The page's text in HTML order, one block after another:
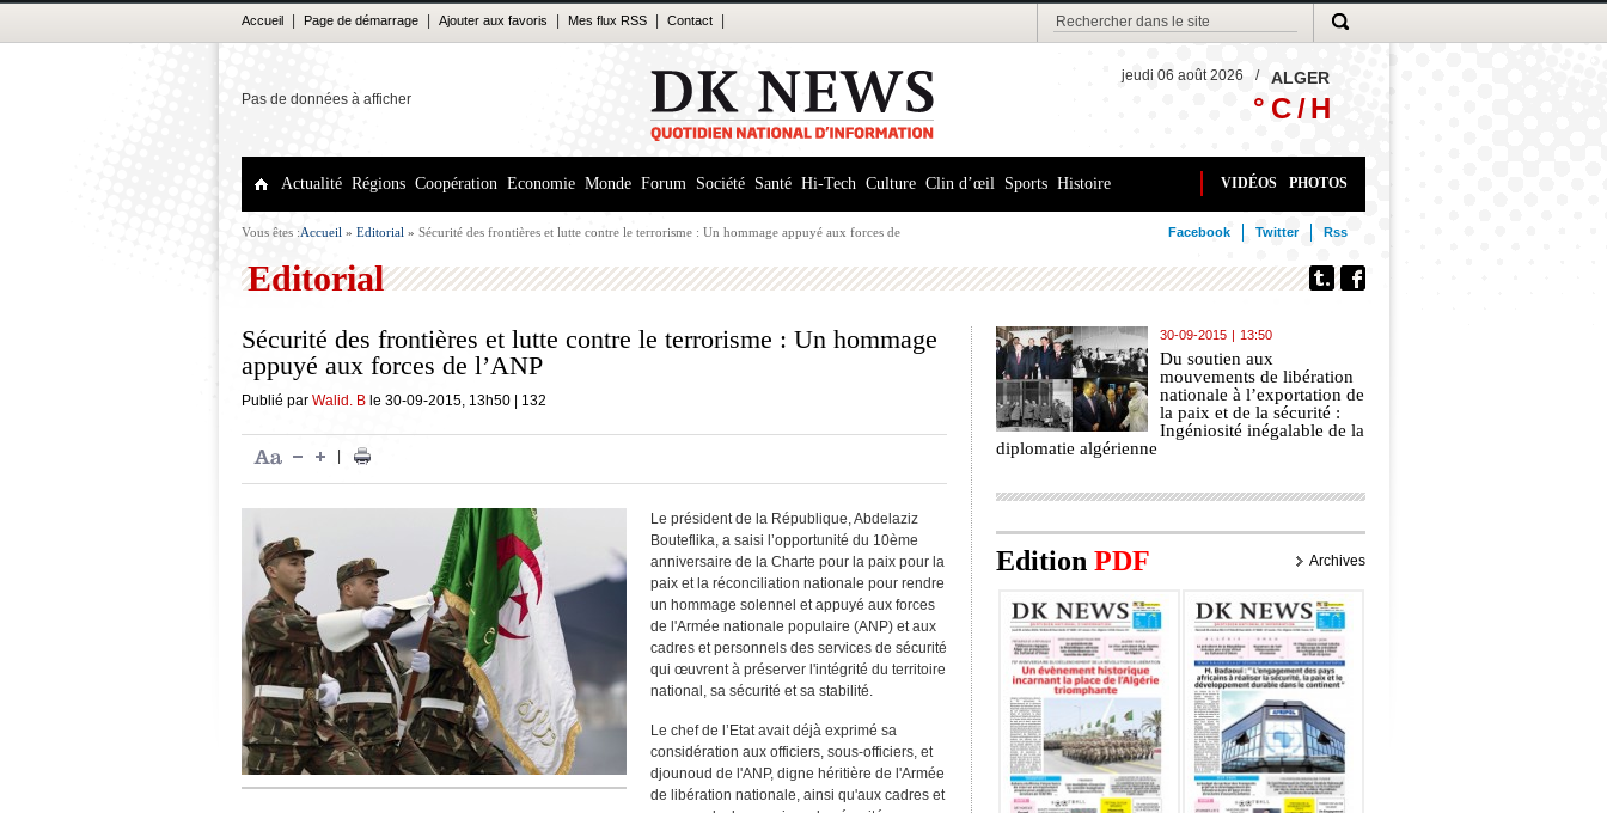
Accueil Page de démarrage Ajouter aux favoris Mes flux RSS Contact
Pas de données à afficher
ALGER
/
jeudi 06 août 2026
° C /H
Actualité Régions Coopération Economie Monde Forum Société Santé Hi-Tech Culture Clin d’œil Sports Histoire VIDÉOS PHOTOS
Vous êtes :Accueil » Editorial » Sécurité des frontières et lutte contre le terrorisme : Un hommage appuyé aux forces de
Facebook Twitter Rss
Editorial
Sécurité des frontières et lutte contre le terrorisme : Un hommage
appuyé aux forces de l’ANP
Publié par Walid. B le 30-09-2015, 13h50 132
Le président de la République, Abdelaziz
Bouteflika, a saisi l’opportunité du 10ème
anniversaire de la Charte pour la paix pour la
paix et la réconciliation nationale pour rendre
un hommage solennel et appuyé aux forces
de l'Armée nationale populaire (ANP) et aux
cadres et personnels des services de sécurité
qui œuvrent à préserver l'intégrité du territoire
national, sa sécurité et sa stabilité.
Le chef de l’Etat avait déjà exprimé sa
considération aux officiers, sous-officiers, et
djounoud de l'ANP, digne héritière de l'Armée
de libération nationale, ainsi qu'aux cadres et
30-09-2015 | 13:50
Du soutien aux
mouvements de libération
nationale à l’exportation de
la paix et de la sécurité :
Ingéniosité inégalable de la
diplomatie algérienne
Edition PDF Archives